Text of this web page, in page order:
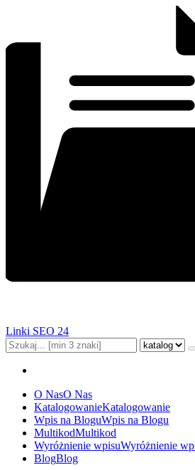
Linki SEO 24
O NasO Nas
KatalogowanieKatalogowanie
Wpis na BloguWpis na Blogu
MultikodMultikod
Wyróżnienie wpisuWyróżnienie
BlogBlog